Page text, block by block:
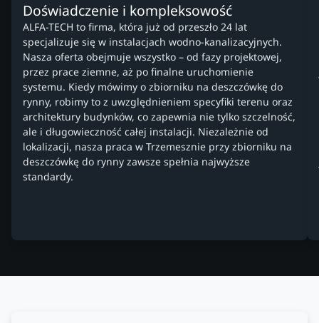
Doświadczenie i kompleksowość
ALFA-TECH to firma, która już od przeszło 24 lat
specjalizuje się w instalacjach wodno-kanalizacyjnych.
Nasza oferta obejmuje wszystko – od fazy projektowej,
przez prace ziemne, aż po finalne uruchomienie
systemu. Kiedy mówimy o zbiorniku na deszczówkę do
rynny, robimy to z uwzględnieniem specyfiki terenu oraz
architektury budynków, co zapewnia nie tylko szczelność,
ale i długowieczność całej instalacji. Niezależnie od
lokalizacji, nasza praca w Trzemesznie przy zbiorniku na
deszczówkę do rynny zawsze spełnia najwyższe
standardy.